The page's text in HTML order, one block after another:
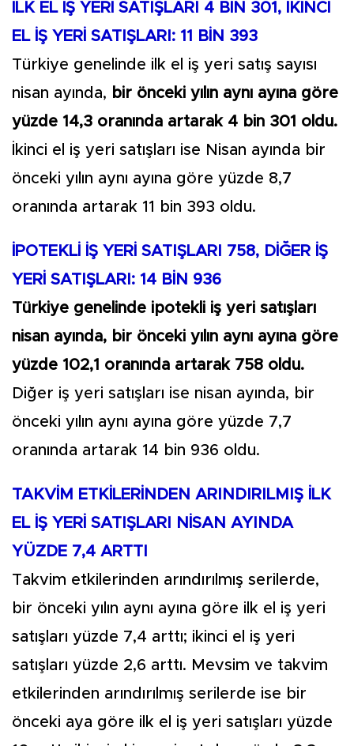
İLK EL İŞ YERİ SATIŞLARI 4 BİN 301, İKİNCİ
EL İŞ YERİ SATIŞLARI: 11 BİN 393
Türkiye genelinde ilk el iş yeri satış sayısı
nisan ayında, bir önceki yılın aynı ayına göre
yüzde 14,3 oranında artarak 4 bin 301 oldu.
İkinci el iş yeri satışları ise Nisan ayında bir
önceki yılın aynı ayına göre yüzde 8,7
oranında artarak 11 bin 393 oldu.
İPOTEKLİ İŞ YERİ SATIŞLARI 758, DİĞER İŞ
YERİ SATIŞLARI: 14 BİN 936
Türkiye genelinde ipotekli iş yeri satışları
nisan ayında, bir önceki yılın aynı ayına göre
yüzde 102,1 oranında artarak 758 oldu.
Diğer iş yeri satışları ise nisan ayında, bir
önceki yılın aynı ayına göre yüzde 7,7
oranında artarak 14 bin 936 oldu.
TAKVİM ETKİLERİNDEN ARINDIRILMIŞ İLK
EL İŞ YERİ SATIŞLARI NİSAN AYINDA
YÜZDE 7,4 ARTTI
Takvim etkilerinden arındırılmış serilerde,
bir önceki yılın aynı ayına göre ilk el iş yeri
satışları yüzde 7,4 arttı; ikinci el iş yeri
satışları yüzde 2,6 arttı. Mevsim ve takvim
etkilerinden arındırılmış serilerde ise bir
önceki aya göre ilk el iş yeri satışları yüzde